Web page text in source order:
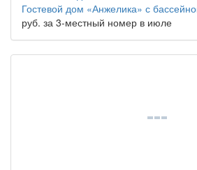
Гостевой дом «Анжелика» с
руб. за 3-местный номер в июле